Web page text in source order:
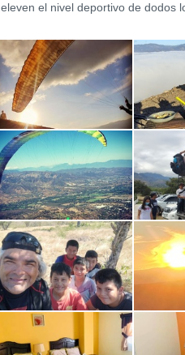
eleven el nivel deportivo de dodos